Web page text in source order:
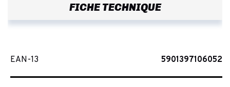
FICHE TECHNIQUE
EAN-13 5901397106052